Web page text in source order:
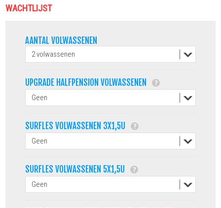
WACHTLIJST
AANTAL VOLWASSENEN
UPGRADE HALFPENSION VOLWASSENEN
SURFLES VOLWASSENEN 3X1,5U
SURFLES VOLWASSENEN 5X1,5U